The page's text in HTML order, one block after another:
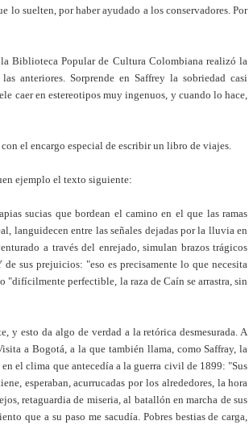
lo suelten, por haber ayudado a los conservadores. Por
Biblioteca Popular de Cultura Colombiana realizó la
anteriores. Sorprende en Saffrey la sobriedad casi
caer en estereotipos muy ingenuos, y cuando lo hace,
el encargo especial de escribir un libro de viajes.
ejemplo el texto siguiente:
sucias que bordean el camino en el que las ramas
languidecen entre las señales dejadas por la lluvia en
a través del enrejado, simulan brazos trágicos
sus prejuicios: "eso es precisamente lo que necesita
perfectible, la raza de Caín se arrastra, sin
y esto da algo de verdad a la retórica desmesurada. A
a Bogotá, a la que también llama, como Saffray, la
el clima que antecedía a la guerra civil de 1899: "Sus
esperaban, acurrucadas por los alrededores, la hora
retaguardia de miseria, al batallón en marcha de sus
que a su paso me sacudía. Pobres bestias de carga,